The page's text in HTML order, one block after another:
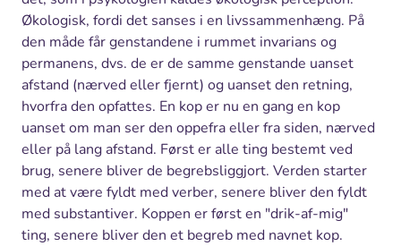
Økologisk, fordi det sanses i en livssammenhæng. På
den måde får genstandene i rummet invarians og
permanens, dvs. de er de samme genstande uanset
afstand (nærved eller fjernt) og uanset den retning,
hvorfra den opfattes. En kop er nu en gang en kop
uanset om man ser den oppefra eller fra siden, nærved
eller på lang afstand. Først er alle ting bestemt ved
brug, senere bliver de begrebsliggjort. Verden starter
med at være fyldt med verber, senere bliver den fyldt
med substantiver. Koppen er først en "drik-af-mig"
ting, senere bliver den et begreb med navnet kop.